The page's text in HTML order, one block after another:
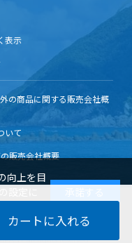
表示
の商品に関する販売会社概
いて
販売会社概要
all rights reserved.
向上を目
設定に
ます。
の使用に